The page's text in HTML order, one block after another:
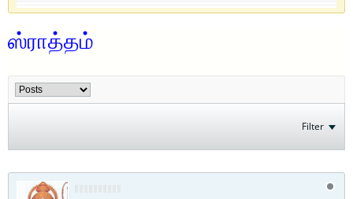
ஸ்ராத்தம்
Filter